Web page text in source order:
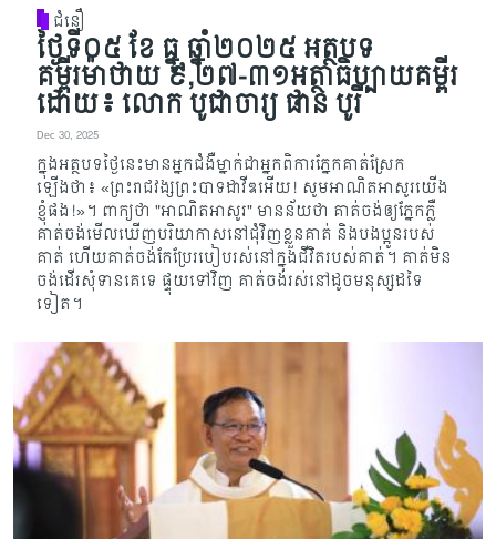
ជំនឿ
ថ្ងៃទី០៥ ខែ ធ្នូ ឆ្នាំ២០២៥ អត្ថបទ
គម្ពីរម៉ាថាយ ៩,២៧-៣១អត្ថាធិប្បាយគម្ពីរ
ដោយ៖ លោក បូជាចារ្យ ផាន បូរី
Dec 30, 2025
ក្នុងអត្ថបទថ្ងៃនេះមានអ្នកជំងឺម្នាក់ជាអ្នកពិការភ្នែកគាត់ស្រែក
ឡើងថា៖ «ព្រះរាជវង្ស​ព្រះបា​ទ​ដាវីឌ​អើយ! សូម​អាណិត​អាសូរយើង
ខ្ញុំផង!»។ ពាក្យថា "អាណិតអាសូរ" មានន័យថា គាត់ចង់ឲ្យភ្នែកភ្លឺ
គាត់​ចង់​មើល​ឃើញបរិយាកាសនៅជុំវិញខ្លួនគាត់ និងបងប្អូនរបស់
គាត់ ហើយគាត់ចង់កែប្រែរបៀបរស់នៅ​ក្នុងជីវិត​របស់​គាត់​។ គាត់មិន
ចង់ដើរសុំទានគេទេ ផ្ទុយទៅវិញ គាត់ចង់រស់នៅដូចមនុស្សដទៃ
ទៀត។